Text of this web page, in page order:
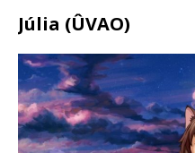
Júlia (ÛVAO)